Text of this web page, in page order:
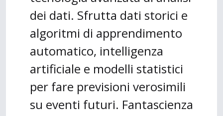
dei dati. Sfrutta dati storici e
algoritmi di apprendimento
automatico, intelligenza
artificiale e modelli statistici
per fare previsioni verosimili
su eventi futuri. Fantascienza